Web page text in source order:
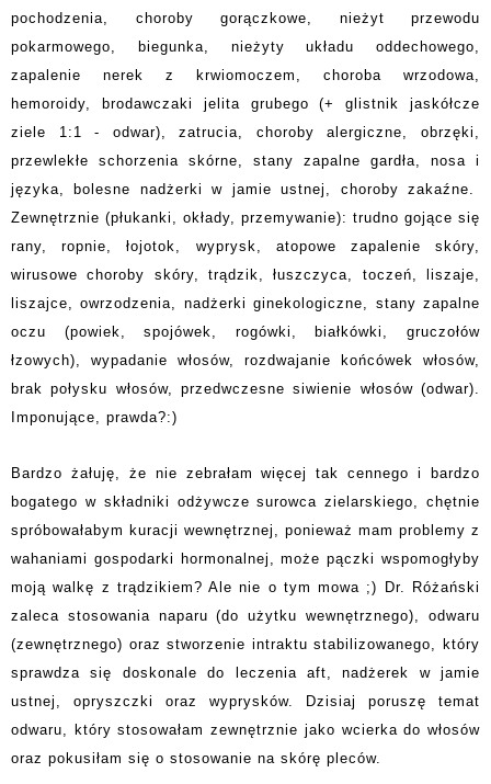
pochodzenia, choroby gorączkowe, nieżyt przewodu
pokarmowego, biegunka, nieżyty układu oddechowego,
zapalenie nerek z krwiomoczem, choroba wrzodowa,
hemoroidy, brodawczaki jelita grubego (+ glistnik jaskółcze
ziele 1:1 - odwar), zatrucia, choroby alergiczne, obrzęki,
przewlekłe schorzenia skórne, stany zapalne gardła, nosa i
języka, bolesne nadżerki w jamie ustnej, choroby zakaźne.
Zewnętrznie (płukanki, okłady, przemywanie): trudno gojące się
rany, ropnie, łojotok, wyprysk, atopowe zapalenie skóry,
wirusowe choroby skóry, trądzik, łuszczyca, toczeń, liszaje,
liszajce, owrzodzenia, nadżerki ginekologiczne, stany zapalne
oczu (powiek, spojówek, rogówki, białkówki, gruczołów
łzowych), wypadanie włosów, rozdwajanie końcówek włosów,
brak połysku włosów, przedwczesne siwienie włosów (odwar).
Imponujące, prawda?:)
Bardzo żałuję, że nie zebrałam więcej tak cennego i bardzo
bogatego w składniki odżywcze surowca zielarskiego, chętnie
spróbowałabym kuracji wewnętrznej, ponieważ mam problemy z
wahaniami gospodarki hormonalnej, może pączki wspomogłyby
moją walkę z trądzikiem?Ale nie o tym mowa ;) Dr. Różański
zaleca stosowania naparu (do użytku wewnętrznego), odwaru
(zewnętrznego) oraz stworzenie intraktu stabilizowanego, który
sprawdza się doskonale do leczenia aft, nadżerek w jamie
ustnej, opryszczki oraz wyprysków. Dzisiaj poruszę temat
odwaru, który stosowałam zewnętrznie jako wcierka do włosów
oraz pokusiłam się o stosowanie na skórę pleców.